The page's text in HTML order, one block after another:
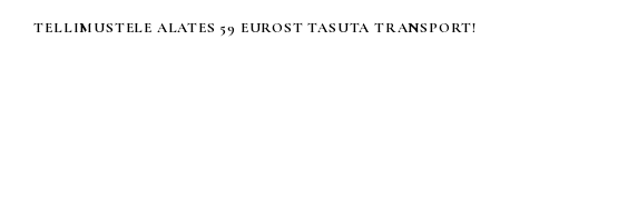
TELLIMUSTELE ALATES 59 EUROST TASUTA TRANSPORT!